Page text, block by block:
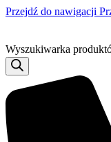
Przejdź do nawigacji
Wyszukiwarka